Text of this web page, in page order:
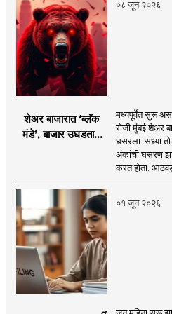
०८ जून २०२६
शेअर बाजारात ‘ब्लॅक
मंडे’, बाजार उघडताच
मध्यपूर्वेत सुरू
रोजी मुंबई शेअर
घसरला. सध्या तो
अंकांची घसरण
करत होता.
०१ जून २०२६